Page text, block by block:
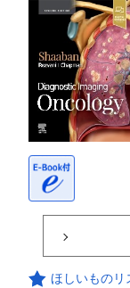
ほしいものリ